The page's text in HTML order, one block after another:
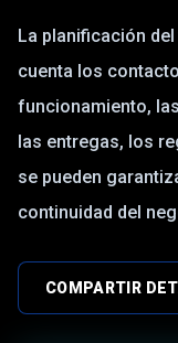
La planificación
cuenta los
funcionamiento,
las entregas, los
se pueden
continuidad del
COMPARTIR